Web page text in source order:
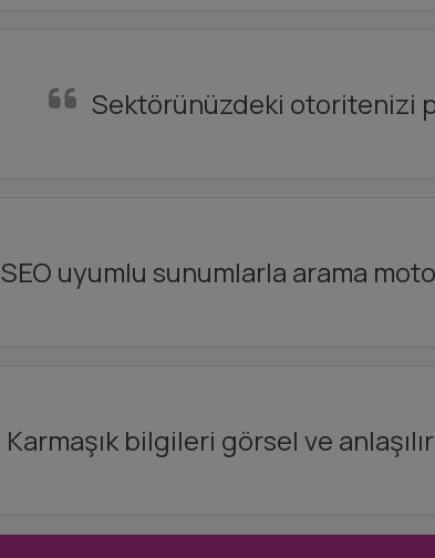
Sektörünüzdeki otoritenizi
SEO uyumlu sunumlarla arama
Karmaşık bilgileri görsel ve